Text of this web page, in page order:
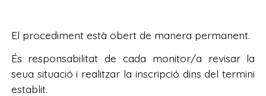
El procediment està obert de manera permanent.
És responsabilitat de cada monitor/a revisar la
seua situació i realitzar la inscripció dins del termini
establit.